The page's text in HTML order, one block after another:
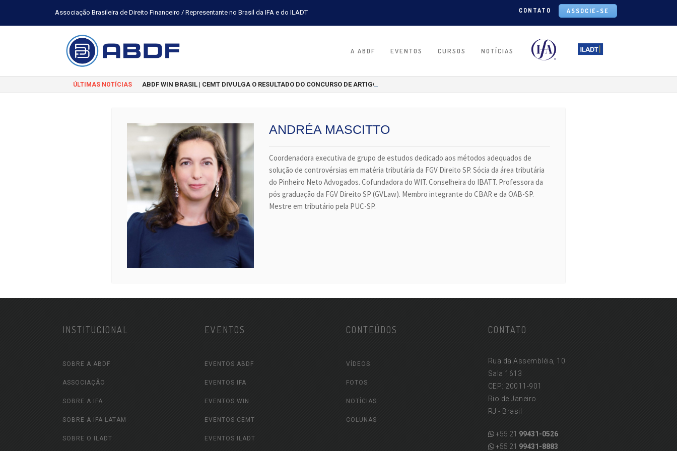
Associação Brasileira de Direito Financeiro / Representante no Brasil da IFA e do ILADT CONTATO ASSOCIE-SE
A ABDF EVENTOS CURSOS NOTÍCIAS
ÚLTIMAS NOTÍCIAS ABDF WIN BRASIL | CEMT DIVULGA O RESULTADO DO CONCURSO DE ARTIGOS CIENTÍFICOS 2026
ANDRÉA MASCITTO
Coordenadora executiva de grupo de estudos dedicado aos métodos adequados de
solução de controvérsias em matéria tributária da FGV Direito SP. Sócia da área tributária
do Pinheiro Neto Advogados. Cofundadora do WIT. Conselheira do IBATT. Professora da
pós graduação da FGV Direito SP (GVLaw). Membro integrante do CBAR e da OAB-SP.
Mestre em tributário pela PUC-SP.
INSTITUCIONAL
SOBRE A ABDF
ASSOCIAÇÃO
SOBRE A IFA
SOBRE A IFA LATAM
SOBRE O ILADT
EVENTOS
EVENTOS ABDF
EVENTOS IFA
EVENTOS WIN
EVENTOS CEMT
EVENTOS ILADT
CONTEÚDOS
VÍDEOS
FOTOS
NOTÍCIAS
COLUNAS
CONTATO
Rua da Assembléia, 10
Sala 1613
CEP: 20011-901
Rio de Janeiro
RJ - Brasil
+55 21 99431-0526
+55 21 99431-8883